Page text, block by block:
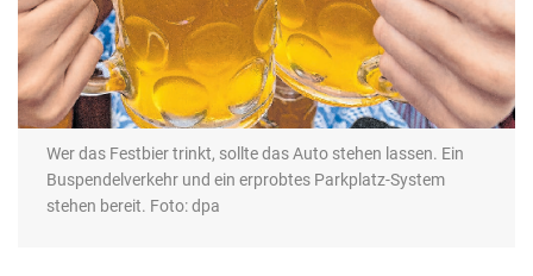
Wer das Festbier trinkt, sollte das Auto stehen lassen. Ein
Buspendelverkehr und ein erprobtes Parkplatz-System
stehen bereit. Foto: dpa